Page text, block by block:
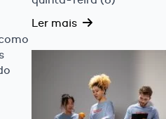
Ler mais